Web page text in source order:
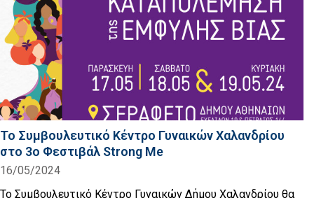
Το Συμβουλευτικό Κέντρο Γυναικών Χαλανδρίου
στο 3ο Φεστιβάλ Strong Me
16/05/2024
Το Συμβουλευτικό Κέντρο Γυναικών Δήμου Χαλανδρίου θα